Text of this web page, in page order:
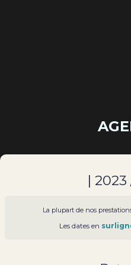
|
La plupart de nos
Les dates en